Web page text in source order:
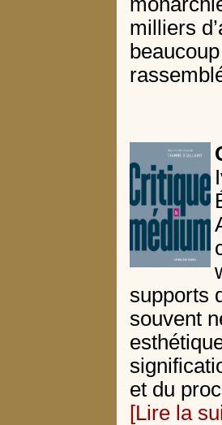
milliers
supports
souvent
et du
[Lire la